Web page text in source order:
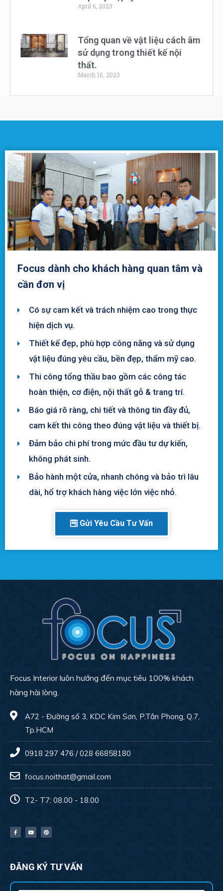
April 6, 2023
Tổng quan về vật liệu cách âm
sử dụng trong thiết kế nội
thất.
March 10, 2023
Focus dành cho khách hàng quan tâm và
cần đơn vị
Có sự cam kết và trách nhiệm cao trong thực
hiện dịch vụ.
Thiết kế đẹp, phù hợp công năng và sử dụng
vật liệu đúng yêu cầu, bền đẹp, thẩm mỹ cao.
Thi công tổng thầu bao gồm các công tác
hoàn thiện, cơ điện, nội thất gỗ & trang trí.
Báo giá rõ ràng, chi tiết và thông tin đầy đủ,
cam kết thi công theo đúng vật liệu và thiết bị.
Đảm bảo chi phí trong mức đầu tư dự kiến,
không phát sinh.
Bảo hành một cửa, nhanh chóng và bảo trì lâu
dài, hổ trợ khách hàng việc lớn việc nhỏ.
Gửi Yêu Cầu Tư Vấn
Focus Interior luôn hướng đến mục tiêu 100% khách
hàng hài lòng.
A72 - Đường số 3, KDC Kim Sơn, P.Tân Phong, Q.7,
Tp.HCM
0918 297 476 / 028 66858180
focus.noithat@gmail.com
T2- T7: 08.00 - 18.00
ĐĂNG KÝ TƯ VẤN